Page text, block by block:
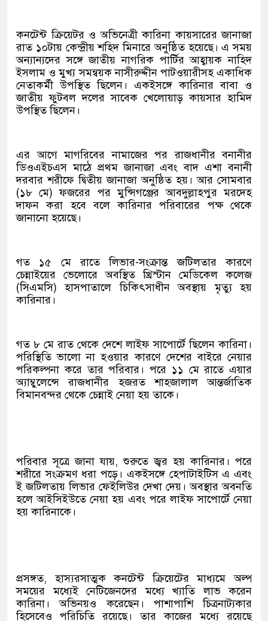
কনটেন্ট ক্রিয়েটর ও অভিনেত্রী কারিনা কায়সারের জানাজা
রাত ১০টায় কেন্দ্রীয় শহিদ মিনারে অনুষ্ঠিত হয়েছে। এ সময়
অন্যান্যদের সঙ্গে জাতীয় নাগরিক পার্টির আহ্বায়ক নাহিদ
ইসলাম ও মুখ্য সমন্বয়ক নাসীরুদ্দীন পাটওয়ারীসহ একাধিক
নেতাকর্মী উপস্থিত ছিলেন। একইসঙ্গে কারিনার বাবা ও
জাতীয় ফুটবল দলের সাবেক খেলোয়াড় কায়সার হামিদ
উপস্থিত ছিলেন।
এর আগে মাগরিবের নামাজের পর রাজধানীর বনানীর
ডিওএইচএস মাঠে প্রথম জানাজা এবং বাদ এশা বনানী
দরবার শরীফে দ্বিতীয় জানাজা অনুষ্ঠিত হয়। আর সোমবার
(১৮ মে) ফজরের পর মুন্সিগঞ্জের আবদুল্লাহপুর মরদেহ
দাফন করা হবে বলে কারিনার পরিবারের পক্ষ থেকে
জানানো হয়েছে।
গত ১৫ মে রাতে লিভার-সংক্রান্ত জটিলতার কারণে
চেন্নাইয়ের ভেলোরে অবস্থিত খ্রিস্টান মেডিকেল কলেজ
(সিএমসি) হাসপাতালে চিকিৎসাধীন অবস্থায় মৃত্যু হয়
কারিনার।
গত ৮ মে রাত থেকে দেশে লাইফ সাপোর্টে ছিলেন কারিনা।
পরিস্থিতি ভালো না হওয়ার কারণে দেশের বাইরে নেয়ার
পরিকল্পনা করে তার পরিবার। পরে ১১ মে রাতে এয়ার
অ্যাম্বুলেন্সে রাজধানীর হজরত শাহজালাল আন্তর্জাতিক
বিমানবন্দর থেকে চেন্নাই নেয়া হয় তাকে।
পরিবার সূত্রে জানা যায়, শুরুতে জ্বর হয় কারিনার। পরে
শরীরে সংক্রমণ ধরা পড়ে। একইসঙ্গে হেপাটাইটিস এ এবং
ই জটিলতায় লিভার ফেইলিউর দেখা দেয়। অবস্থার অবনতি
হলে আইসিইউতে নেয়া হয় এবং পরে লাইফ সাপোর্টে নেয়া
হয় কারিনাকে।
প্রসঙ্গত, হাস্যরসাত্মক কনটেন্ট ক্রিয়েটের মাধ্যমে অল্প
সময়ের মধ্যেই নেটিজেনদের মধ্যে খ্যাতি লাভ করেন
কারিনা। অভিনয়ও করেছেন। পাশাপাশি চিত্রনাট্যকার
হিসেবেও পরিচিতি রয়েছে। তার কাজের মধ্যে রয়েছে